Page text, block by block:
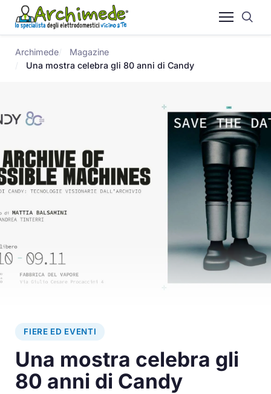
Archimede
Magazine
Una mostra celebra gli 80 anni di Candy
FIERE ED EVENTI
Una mostra celebra gli
80 anni di Candy